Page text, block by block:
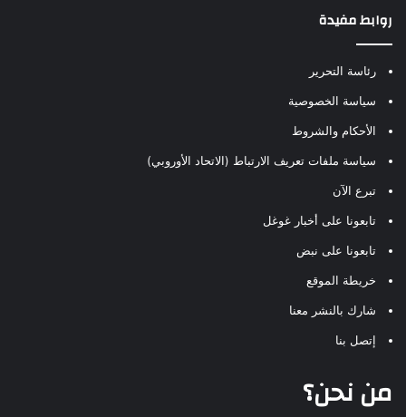
روابط مفيدة
رئاسة التحرير
سياسة الخصوصية
الأحكام والشروط
سياسة ملفات تعريف الارتباط (الاتحاد الأوروبي)
تبرع الآن
تابعونا على أخبار غوغل
تابعونا على نبض
خريطة الموقع
شارك بالنشر معنا
إتصل بنا
من نحن؟